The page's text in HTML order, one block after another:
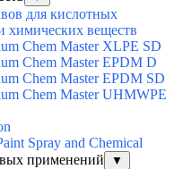
для кислотных
химических веществ
Chem Master XLPE SD
Chem Master EPDM D
Chem Master EPDM SD
Chem Master UHMWPE
Spray and Chemical
применений
▼